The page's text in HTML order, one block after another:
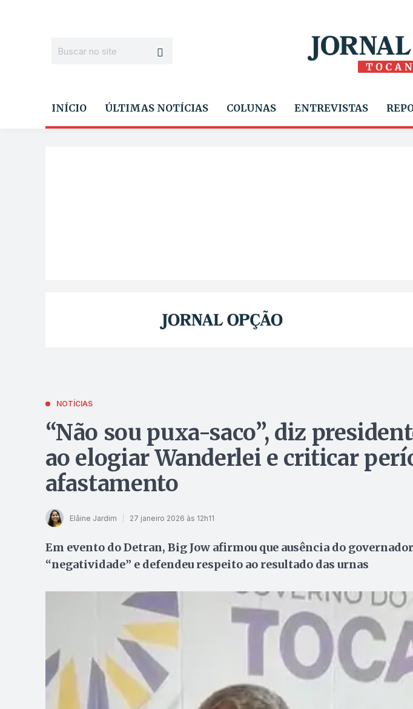
INÍCIO ÚLTIMAS NOTÍCIAS COLUNAS ENTREVISTAS
NOTÍCIAS
“Não sou puxa-saco”, diz
ao elogiar Wanderlei e criticar
afastamento
Elâine Jardim 27 janeiro 2026 às 12h11
Em evento do Detran, Big Jow afirmou que ausência do
“negatividade” e defendeu respeito ao resultado das urnas